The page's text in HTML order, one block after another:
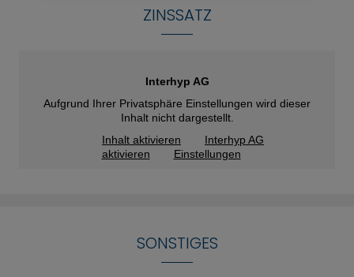
ZINSSATZ
Interhyp AG
Aufgrund Ihrer Privatsphäre Einstellungen wird dieser
Inhalt nicht dargestellt.
Inhalt aktivieren
Interhyp AG
aktivieren
Einstellungen
SONSTIGES